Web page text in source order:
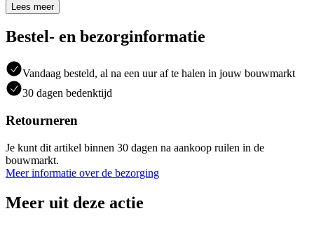
Lees meer
Bestel- en bezorginformatie
Vandaag besteld, al na een uur af te halen in jouw bouwmarkt
30 dagen bedenktijd
Retourneren
Je kunt dit artikel binnen 30 dagen na aankoop ruilen in de
bouwmarkt.
Meer informatie over de bezorging
Meer uit deze actie